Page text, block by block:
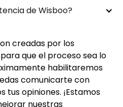
de Wisboo?
creadas por los
que el proceso sea lo
habilitaremos
comunicarte con
opiniones. ¡Estamos
nuestras